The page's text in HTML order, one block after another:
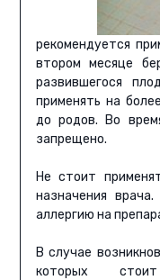
рекомендуется
втором месяце
развившегося
применять на
до родов. Во
запрещено.
Не стоит
назначения
аллергию на
В случае
которых